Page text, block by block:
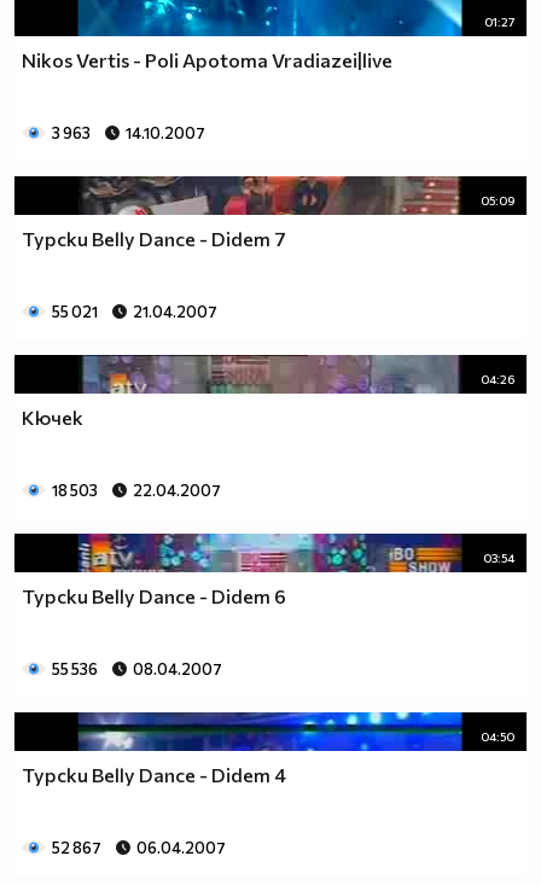
01:27
Nikos Vertis - Poli Apotoma Vradiazei|live
3 963 14.10.2007
05:09
Турски Belly Dance - Didem 7
55 021 21.04.2007
04:26
Кючек
18 503 22.04.2007
03:54
Турски Belly Dance - Didem 6
55 536 08.04.2007
04:50
Турски Belly Dance - Didem 4
52 867 06.04.2007